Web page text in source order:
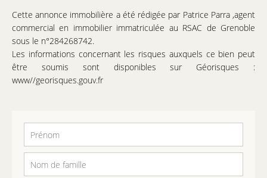
Cette annonce immobilière a été rédigée par Patrice Parra ,agent
commercial en immobilier immatriculée au RSAC de Grenoble
sous le n°284268742.
Les informations concernant les risques auxquels ce bien peut
être soumis sont disponibles sur Géorisques :
www//georisques.gouv.fr